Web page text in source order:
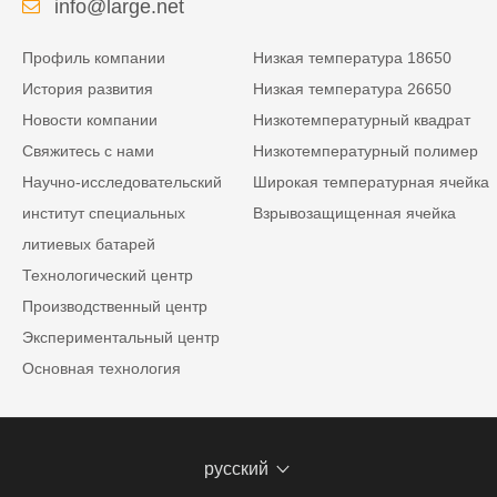
info@large.net
Профиль компании
История развития
Новости компании
Свяжитесь с нами
Научно-исследовательский
институт специальных
литиевых батарей
Технологический центр
Производственный центр
Экспериментальный центр
Основная технология
Низкая температура 18650
Низкая температура 26650
Низкотемпературный квадрат
Низкотемпературный полимер
Широкая температурная ячейка
Взрывозащищенная ячейка
русский